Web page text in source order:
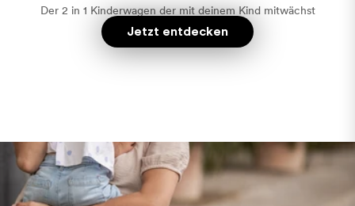
Der 2 in 1 Kinderwagen der mit deinem Kind mitwächst
Jetzt entdecken